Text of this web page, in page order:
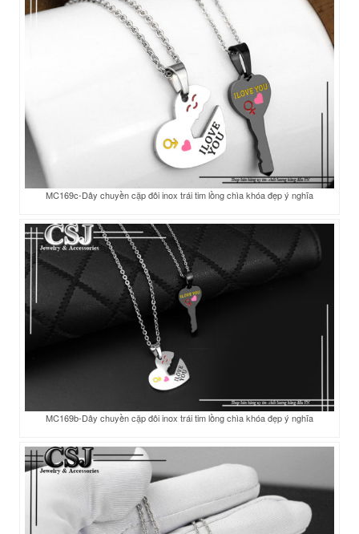
MC169c-Dây chuyền cặp đôi inox trái tim lồng chìa khóa đẹp ý nghĩa
MC169b-Dây chuyền cặp đôi inox trái tim lồng chìa khóa đẹp ý nghĩa